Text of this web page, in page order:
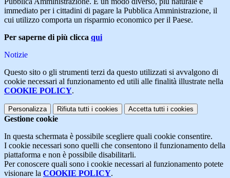
immediato per i cittadini di pagare la Pubblica Amministrazione, il
cui utilizzo comporta un risparmio economico per il Paese.
Per saperne di più clicca qui
Notizie
Questo sito o gli strumenti terzi da questo utilizzati si avvalgono di
cookie necessari al funzionamento ed utili alle finalità illustrate nella
COOKIE POLICY.
Personalizza Rifiuta tutti i cookies Accetta tutti i cookies
Gestione cookie
In questa schermata è possibile scegliere quali cookie consentire.
I cookie necessari sono quelli che consentono il funzionamento della
piattaforma e non è possibile disabilitarli.
Per conoscere quali sono i cookie necessari al funzionamento potete
visionare la COOKIE POLICY.